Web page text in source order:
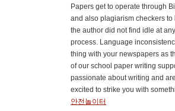
Papers get to operate through
and also plagiarism checkers to
the author did not find idle at
process. Language
thing with your newspapers as
of our school paper writing
passionate about writing and
excited to strike you with
안전놀이터